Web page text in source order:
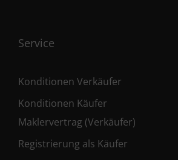
Service
Konditionen Verkäufer
Konditionen Käufer
Maklervertrag (Verkäufer)
Registrierung als Käufer